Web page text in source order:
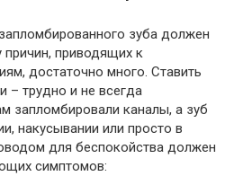
зуба должен
причин, приводящих к
достаточно много. Ставить
– трудно и не всегда
запломбировали каналы, а зуб
накусывании или просто в
для беспокойства должен
симптомов: